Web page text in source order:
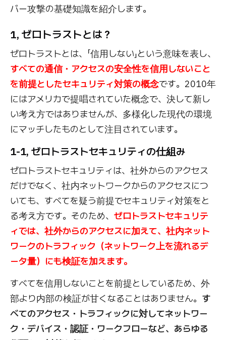
バー攻撃の基礎知識を紹介します。
1, ゼロトラストとは？
ゼロトラストとは、「信用しない」という意味を表し、
すべての通信・アクセスの安全性を信用しないこと
を前提としたセキュリティ対策の概念です。2010年
にはアメリカで提唱されていた概念で、決して新し
い考え方ではありませんが、多様化した現代の環境
にマッチしたものとして注目されています。
1-1, ゼロトラストセキュリティの仕組み
ゼロトラストセキュリティは、社外からのアクセス
だけでなく、社内ネットワークからのアクセスにつ
いても、すべてを疑う前提でセキュリティ対策をと
る考え方です。そのため、 ゼロトラストセキュリテ
ィでは、社外からのアクセスに加えて、社内ネット
ワークのトラフィック（ネットワーク上を流れるデ
ータ量）にも検証を加えます。
すべてを信用しないことを前提としているため、外
部より内部の検証が甘くなることはありません。 す
べてのアクセス・トラフィックに対してネットワー
ク・デバイス・認証・ワークフローなど、あらゆる